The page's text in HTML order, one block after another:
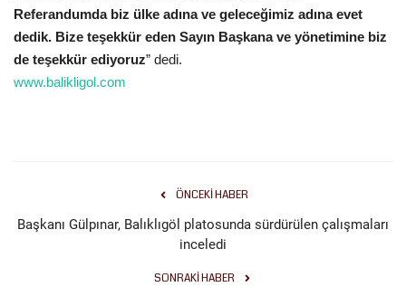
Referandumda biz ülke adına ve geleceğimiz adına evet
dedik. Bize teşekkür eden Sayın Başkana ve yönetimine biz
de teşekkür ediyoruz” dedi.
www.balikligol.com
ÖNCEKI HABER
Başkanı Gülpınar, Balıklıgöl platosunda sürdürülen çalışmaları
inceledi
SONRAKI HABER